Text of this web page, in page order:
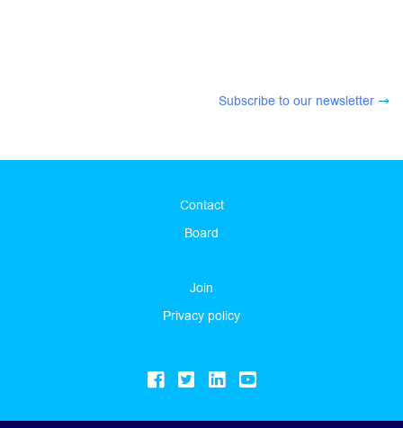
Subscribe to our newsletter
Contact
Board
Join
Privacy policy